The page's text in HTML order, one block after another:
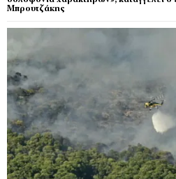
Μπρουτζάκης